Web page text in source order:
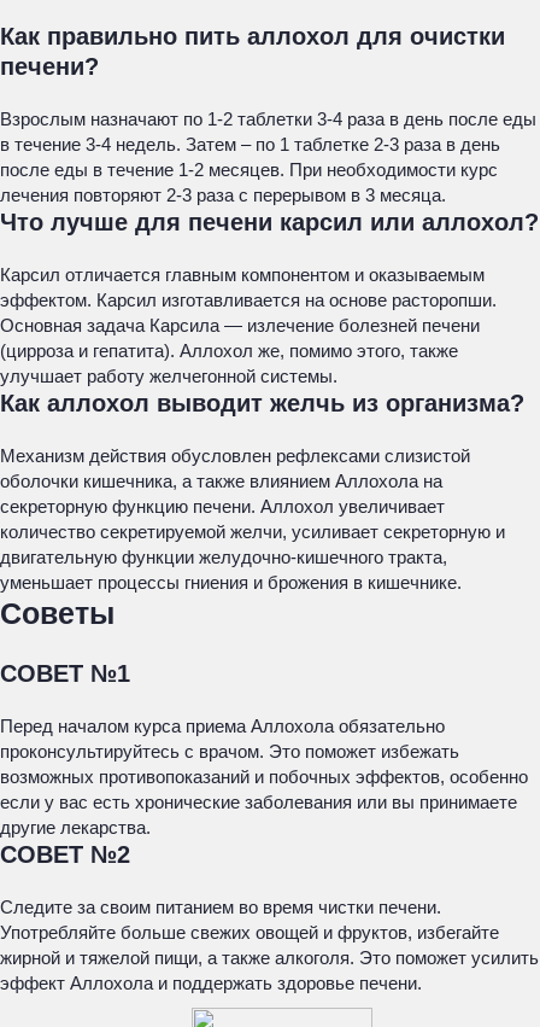
Как правильно пить аллохол для очистки
печени?
Взрослым назначают по 1-2 таблетки 3-4 раза в день после еды
в течение 3-4 недель. Затем – по 1 таблетке 2-3 раза в день
после еды в течение 1-2 месяцев. При необходимости курс
лечения повторяют 2-3 раза с перерывом в 3 месяца.
Что лучше для печени карсил или аллохол?
Карсил отличается главным компонентом и оказываемым
эффектом. Карсил изготавливается на основе расторопши.
Основная задача Карсила — излечение болезней печени
(цирроза и гепатита). Аллохол же, помимо этого, также
улучшает работу желчегонной системы.
Как аллохол выводит желчь из организма?
Механизм действия обусловлен рефлексами слизистой
оболочки кишечника, а также влиянием Аллохола на
секреторную функцию печени. Аллохол увеличивает
количество секретируемой желчи, усиливает секреторную и
двигательную функции желудочно-кишечного тракта,
уменьшает процессы гниения и брожения в кишечнике.
Советы
СОВЕТ №1
Перед началом курса приема Аллохола обязательно
проконсультируйтесь с врачом. Это поможет избежать
возможных противопоказаний и побочных эффектов, особенно
если у вас есть хронические заболевания или вы принимаете
другие лекарства.
СОВЕТ №2
Следите за своим питанием во время чистки печени.
Употребляйте больше свежих овощей и фруктов, избегайте
жирной и тяжелой пищи, а также алкоголя. Это поможет усилить
эффект Аллохола и поддержать здоровье печени.